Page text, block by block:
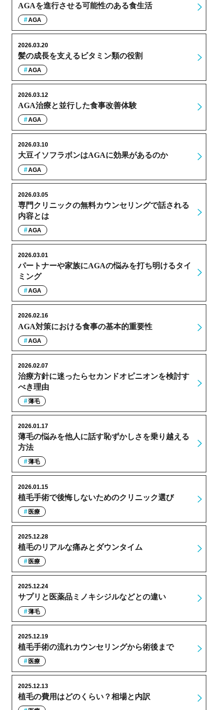
AGAを進行させる可能性のある食生活
AGA
髪の成長を支えるビタミン類の役割
2026.03.20
AGA
AGA治療と並行した食事改善体験
2026.03.12
AGA
大豆イソフラボンはAGAに効果があるのか
2026.03.10
AGA
専門クリニックの無料カウンセリングで話される
内容とは
2026.03.05
AGA
パートナーや家族にAGAの悩みを打ち明けるタイ
ミング
2026.03.01
AGA
AGA対策における食事の基本的重要性
2026.02.16
AGA
治療方針に迷ったらセカンドオピニオンを検討す
べき理由
2026.02.07
薄毛
薄毛の悩みを他人に話す恥ずかしさを乗り越える
方法
2026.01.17
薄毛
植毛手術で後悔しないためのクリニック選び
2026.01.15
医療
植毛のリアルな痛みとダウンタイム
2025.12.28
医療
サプリと医薬品ミノキシジルなどとの違い
2025.12.24
薄毛
植毛手術の流れカウンセリングから術後まで
2025.12.19
医療
植毛の費用はどのくらい？相場と内訳
2025.12.13